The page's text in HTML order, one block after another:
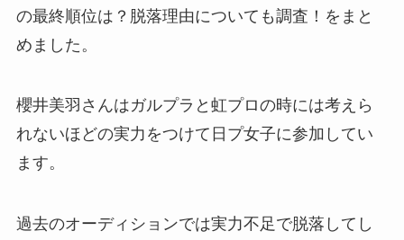
の最終順位は？脱落理由についても調査！をまと
めました。
櫻井美羽さんはガルプラと虹プロの時には考えら
れないほどの実力をつけて日プ女子に参加してい
ます。
過去のオーディションでは実力不足で脱落してし